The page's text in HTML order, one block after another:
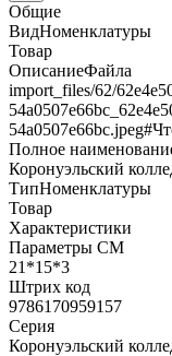
Общие
ВидНоменклатуры
Товар
ОписаниеФайла
import_files/62/
Полное
Коронуэльский
ТипНоменклатуры
Товар
Характеристики
Параметры СМ
21*15*3
Штрих код
9786170959157
Серия
Коронуэльский